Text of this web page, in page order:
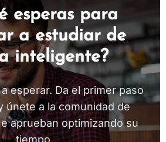
esperas para
a estudiar de
inteligente?
esperar. Da el primer paso
únete a la comunidad de
aprueban optimizando su
tiempo.